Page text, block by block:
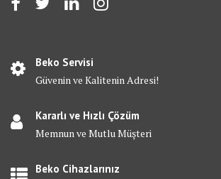
Beko Servisi
Güvenin ve Kalitenin Adresi!
Kararlı ve Hızlı Çözüm
Memnun ve Mutlu Müşteri
Beko Cihazlarınız